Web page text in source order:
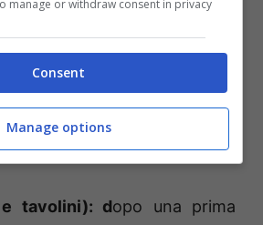
per contrastare gli
da Covid-19.
carrabili):privati cittadini e
hanno potuto usufruire di
25% valido per tutto il 2020;
tavolini): dopo una prima
manage or withdraw consent in privacy
Consent
Manage options